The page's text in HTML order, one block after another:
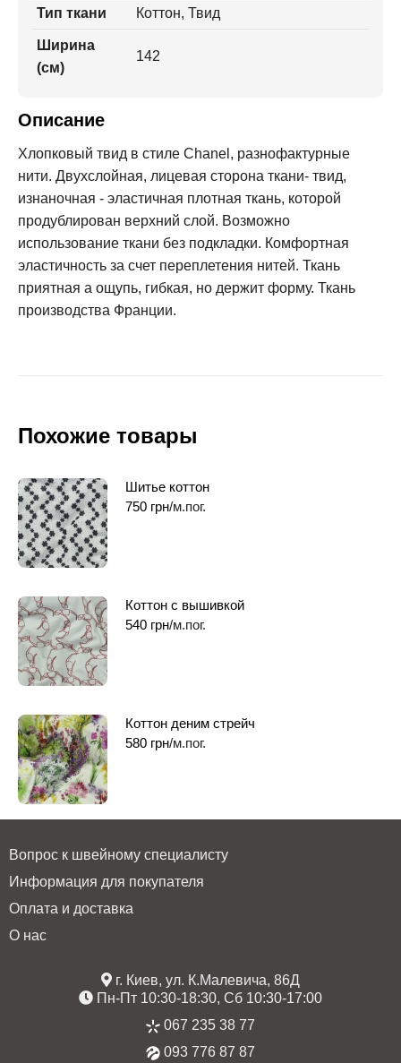
Тип ткани Коттон, Твид
Ширина
(см)
142
Описание
Хлопковый твид в стиле Chanel, разнофактурные
нити. Двухслойная, лицевая сторона ткани- твид,
изнаночная - эластичная плотная ткань, которой
продублирован верхний слой. Возможно
использование ткани без подкладки. Комфортная
эластичность за счет переплетения нитей. Ткань
приятная а ощупь, гибкая, но держит форму. Ткань
производства Франции.
Похожие товары
Шитье коттон
750 грн/м.пог.
Коттон с вышивкой
540 грн/м.пог.
Коттон деним стрейч
580 грн/м.пог.
Вопрос к швейному специалисту
Информация для покупателя
Оплата и доставка
О нас
г. Киев, ул. К.Малевича, 86Д
Пн-Пт 10:30-18:30, Сб 10:30-17:00
067 235 38 77
093 776 87 87